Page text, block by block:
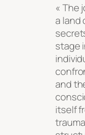
« The
a land
stage
and
itself